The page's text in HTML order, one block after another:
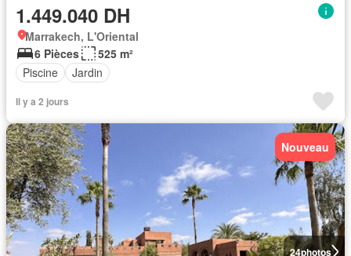
1.449.040 DH
Marrakech, L'Oriental
6 Pièces
525 m²
Piscine
Jardin
Il y a 2 jours
24photos
Nouveau